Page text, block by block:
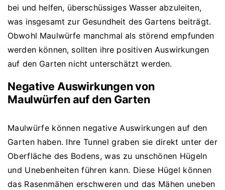
bei und helfen, überschüssiges Wasser abzuleiten,
was insgesamt zur Gesundheit des Gartens beiträgt.
Obwohl Maulwürfe manchmal als störend empfunden
werden können, sollten ihre positiven Auswirkungen
auf den Garten nicht unterschätzt werden.
Negative Auswirkungen von
Maulwürfen auf den Garten
Maulwürfe können negative Auswirkungen auf den
Garten haben. Ihre Tunnel graben sie direkt unter der
Oberfläche des Bodens, was zu unschönen Hügeln
und Unebenheiten führen kann. Diese Hügel können
das Rasenmähen erschweren und das Mähen uneben